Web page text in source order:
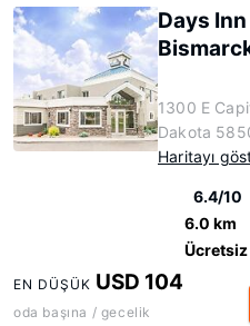
Days
1300 E
Dakota
Haritayı
6.4/10
6.0 km
EN DÜŞÜK USD 104
oda başına / gecelik